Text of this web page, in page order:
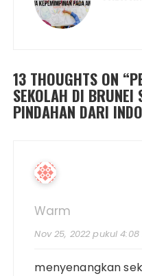
13 THOUGHTS ON “
SEKOLAH DI BRUNEI
PINDAHAN DARI
Warm
Nov 25, 2022 pukul 4:08
menyenangkan